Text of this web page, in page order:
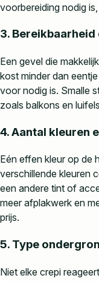
voorbereiding nodig
3.
Een gevel die
kost minder dan
voor nodig is. Smalle
zoals balkons en
4. Aantal kleuren
Eén effen kleur op de
verschillende kleuren
een andere tint of
meer afplakwerk en
prijs.
5. Type
Niet elke crepi